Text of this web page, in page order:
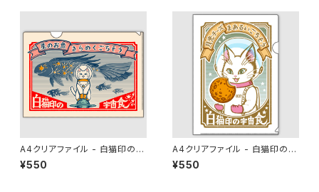
A4クリアファイル - 白猫印の宇
宙食 おさかな味
¥550
A4クリアファイル - 白猫印の宇
宙食 月光味
¥550